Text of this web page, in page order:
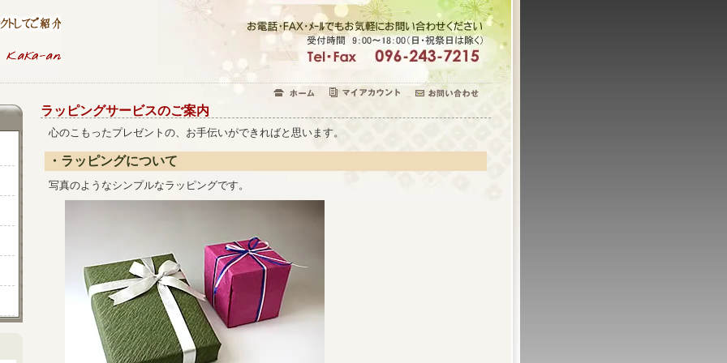
ラッピングサービスのご案内
心のこもったプレゼントの、お手伝いができればと思います。
・ラッピングについて
写真のようなシンプルなラッピングです。